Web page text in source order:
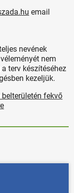
email
nevének
nem
terv készítéséhez
kezeljük.
belterületén fekvő